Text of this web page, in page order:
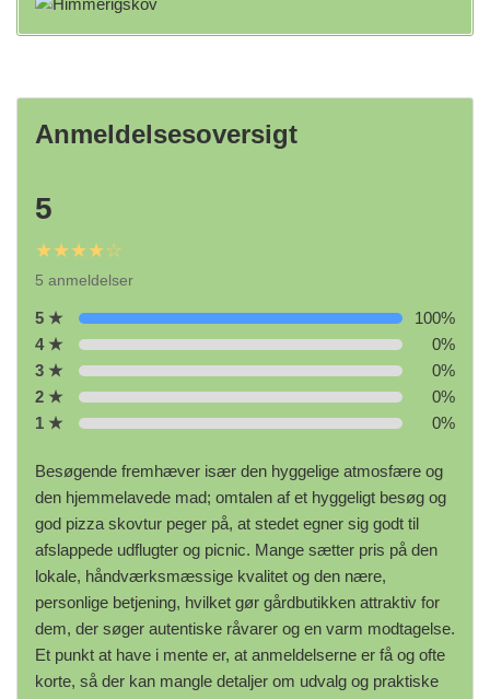
Anmeldelsesoversigt
5
★★★★☆
5 anmeldelser
5 ★
100%
4 ★
0%
3 ★
0%
2 ★
0%
1 ★
0%
Besøgende fremhæver især den hyggelige atmosfære og
den hjemmelavede mad; omtalen af et hyggeligt besøg og
god pizza skovtur peger på, at stedet egner sig godt til
afslappede udflugter og picnic. Mange sætter pris på den
lokale, håndværksmæssige kvalitet og den nære,
personlige betjening, hvilket gør gårdbutikken attraktiv for
dem, der søger autentiske råvarer og en varm modtagelse.
Et punkt at have i mente er, at anmeldelserne er få og ofte
korte, så der kan mangle detaljer om udvalg og praktiske